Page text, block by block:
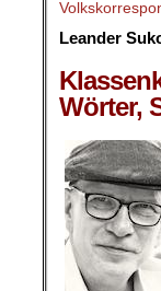
Leander
Wörter,